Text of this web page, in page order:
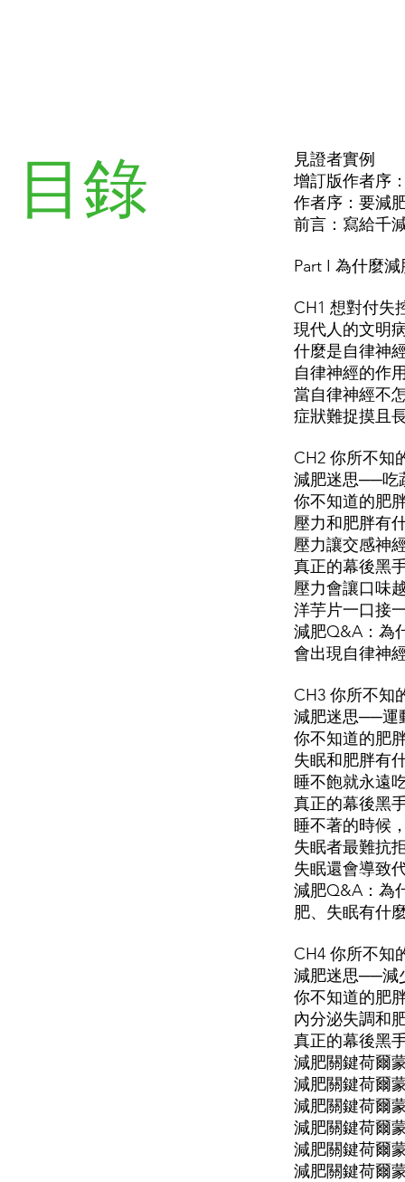
目錄
見證者實例
增訂版作者序
作者序：要減
前言：寫給千
Part I 為什麼
CH1 想對付失
現代人的文明
什麼是自律神
自律神經的作
當自律神經不
症狀難捉摸且
CH2 你所不知
減肥迷思──吃
你不知道的肥
壓力和肥胖有
壓力讓交感神
真正的幕後黑
壓力會讓口味
洋芋片一口接
減肥Q&A：為
會出現自律神
CH3 你所不知
減肥迷思──運
你不知道的肥
失眠和肥胖有
睡不飽就永遠
真正的幕後黑
睡不著的時候
失眠者最難抗
失眠還會導致
減肥Q&A：為
肥、失眠有什
CH4 你所不知
減肥迷思──減
你不知道的肥
內分泌失調和
真正的幕後黑
減肥關鍵荷爾
減肥關鍵荷爾
減肥關鍵荷爾
減肥關鍵荷爾
減肥關鍵荷爾
減肥關鍵荷爾